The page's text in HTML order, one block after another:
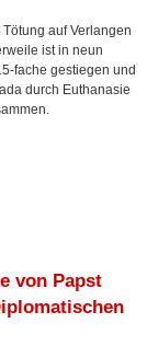
auf Verlangen
ist in neun
fache gestiegen und
durch Euthanasie
von Papst